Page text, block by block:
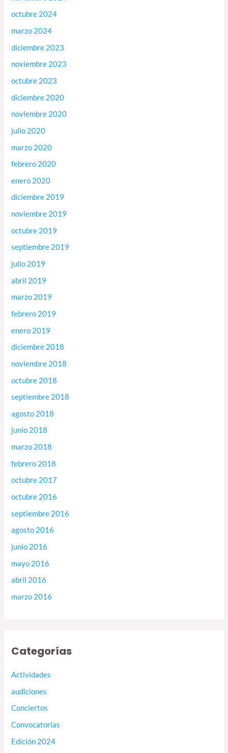
octubre 2024
marzo 2024
diciembre 2023
noviembre 2023
octubre 2023
diciembre 2020
noviembre 2020
julio 2020
marzo 2020
febrero 2020
enero 2020
diciembre 2019
noviembre 2019
octubre 2019
septiembre 2019
julio 2019
abril 2019
marzo 2019
febrero 2019
enero 2019
diciembre 2018
noviembre 2018
octubre 2018
septiembre 2018
agosto 2018
junio 2018
marzo 2018
febrero 2018
octubre 2017
octubre 2016
septiembre 2016
agosto 2016
junio 2016
mayo 2016
abril 2016
marzo 2016
Categorías
Actividades
audiciones
Conciertos
Convocatorias
Edición 2024